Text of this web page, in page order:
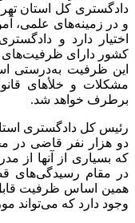
دادگستری کل استان
و در زمینه‌های علمی،
اختیار دارد و
کشور دارای ظرفیت‌های
این ظرفیت به‌درستی
مشکلات و خلأ‌های
برطرف خواهد شد.
رئیس کل دادگستری
دو هزار نفر قاضی در
که بسیاری از آنها از
در مقام رسیدگی‌های
همین اساس ظرفیت
وجود دارد که می‌تواند